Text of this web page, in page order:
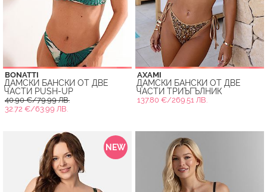
BONATTI
ДАМСКИ БАНСКИ ОТ ДВЕ
ЧАСТИ PUSH-UP
40.90 €/79.99 ЛВ.
32.72 €/63.99 ЛВ.
AXAMI
ДАМСКИ БАНСКИ ОТ ДВЕ
ЧАСТИ ТРИЪГЪЛНИК
137.80 €/269.51 ЛВ.
NEW